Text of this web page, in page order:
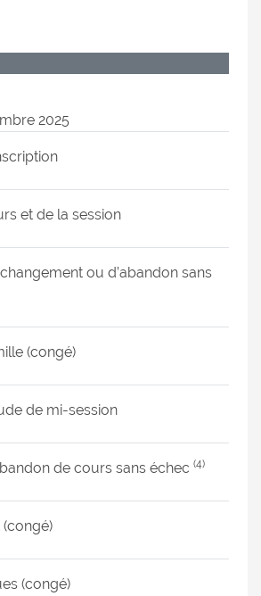
2025
et de la session
ou d’abandon sans
(congé)
de mi-session
de cours sans échec (4)
(congé)